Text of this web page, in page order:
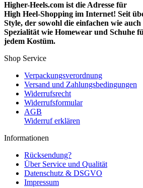
Higher-Heels.com ist die Adresse für
High Heel-Shopping im Internet! Seit
Style, der sowohl die einfachen wie
Spezialität wie Homewear und Schuhe
jedem Kostüm.
Shop Service
Verpackungsverordnung
Versand und Zahlungsbedingungen
Widerrufsrecht
Widerrufsformular
AGB
Widerruf erklären
Informationen
Rücksendung?
Über Service und Qualität
Datenschutz & DSGVO
Impressum